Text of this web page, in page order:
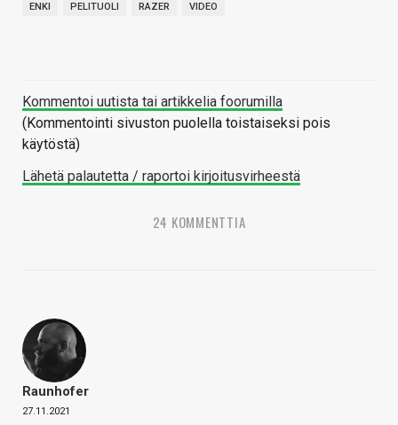
ENKI PELITUOLI RAZER VIDEO
Kommentoi uutista tai artikkelia foorumilla
(Kommentointi sivuston puolella toistaiseksi pois
käytöstä)
Lähetä palautetta / raportoi kirjoitusvirheestä
24 KOMMENTTIA
Raunhofer
27.11.2021